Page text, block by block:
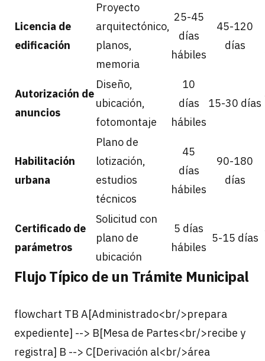
Licencia de
edificación
Proyecto
arquitectónico,
planos,
memoria
25-45
días
hábiles
45-120
días
Autorización de
anuncios
Diseño,
ubicación,
fotomontaje
10
días
hábiles
15-30 días
Habilitación
urbana
Plano de
lotización,
estudios
técnicos
45
días
hábiles
90-180
días
Certificado de
parámetros
Solicitud con
plano de
ubicación
5 días
hábiles
5-15 días
Flujo Típico de un Trámite Municipal
flowchart TB A[Administrado<br/>prepara
expediente] --> B[Mesa de Partes<br/>recibe y
registra] B --> C[Derivación al<br/>área